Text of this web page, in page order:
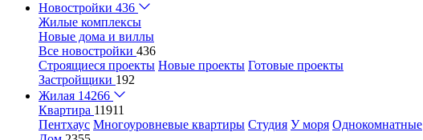
Новостройки 436
Жилые комплексы
Новые дома и виллы
Все новостройки 436
Строящиеся проекты Новые проекты Готовые проекты
Застройщики 192
Жилая 14266
Квартира 11911
Пентхаус Многоуровневые квартиры Студия У моря Однокомнатные